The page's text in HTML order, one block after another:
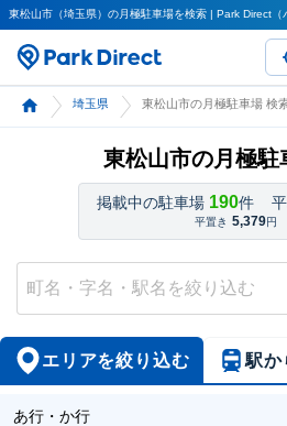
東松山市（埼玉県）の月極駐車場を検索 | Park Direct（
埼玉県 東松山市の月極駐車場 検
東松山市の月極駐
掲載中の駐車場 190件
平置き 5,379円
エリアを絞り込む 駅か
あ行・か行